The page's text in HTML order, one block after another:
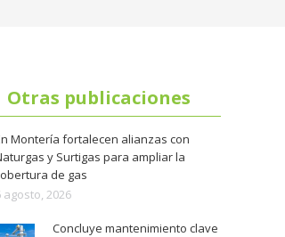
Otras publicaciones
Montería fortalecen alianzas con
y Surtigas para ampliar la
de gas
agosto, 2026
Concluye mantenimiento clave